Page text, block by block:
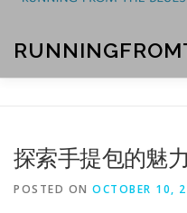
探索手提包的魅
POSTED ON OCTOBER 10,